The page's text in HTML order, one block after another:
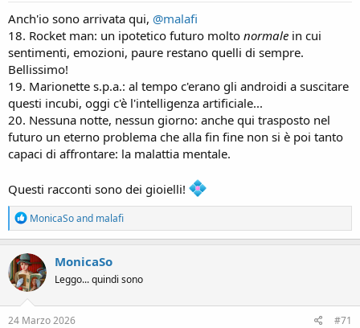
Anch'io sono arrivata qui, @malafi
18. Rocket man: un ipotetico futuro molto normale in cui
sentimenti, emozioni, paure restano quelli di sempre.
Bellissimo!
19. Marionette s.p.a.: al tempo c'erano gli androidi a suscitare
questi incubi, oggi c'è l'intelligenza artificiale...
20. Nessuna notte, nessun giorno: anche qui trasposto nel
futuro un eterno problema che alla fin fine non si è poi tanto
capaci di affrontare: la malattia mentale.
Questi racconti sono dei gioielli!
R
e
a
c
t
i
o
n
s
MonicaSoand malafi
MonicaSo
Leggo... quindi sono
24 Marzo 2026 #71